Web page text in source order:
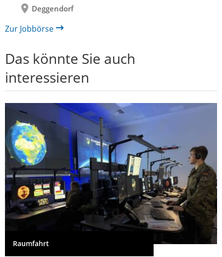
Deggendorf
Zur Jobbörse
Das könnte Sie auch
interessieren
Raumfahrt